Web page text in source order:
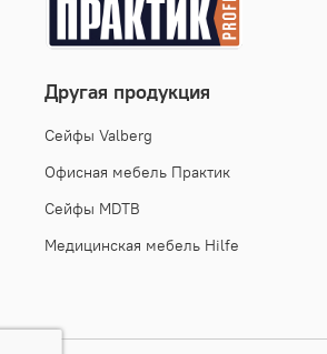
Другая продукция
Cейфы Valberg
Офисная мебель Практик
Сейфы MDTB
Медицинская мебель Hilfe